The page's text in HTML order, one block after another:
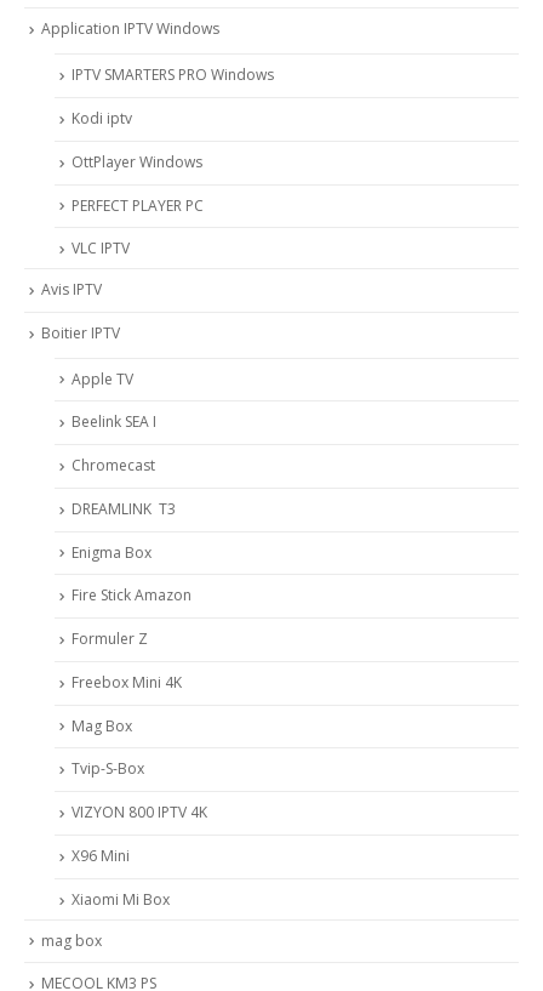
Application IPTV Windows
IPTV SMARTERS PRO Windows
Kodi iptv
OttPlayer Windows
PERFECT PLAYER PC
VLC IPTV
Avis IPTV
Boitier IPTV
Apple TV
Beelink SEA I
Chromecast
DREAMLINK T3
Enigma Box
Fire Stick Amazon
Formuler Z
Freebox Mini 4K
Mag Box
Tvip-S-Box
VIZYON 800 IPTV 4K
X96 Mini
Xiaomi Mi Box
mag box
MECOOL KM3 PS